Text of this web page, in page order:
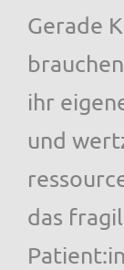
Gerade
ihr
und
das